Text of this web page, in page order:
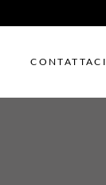
CONTATTACI